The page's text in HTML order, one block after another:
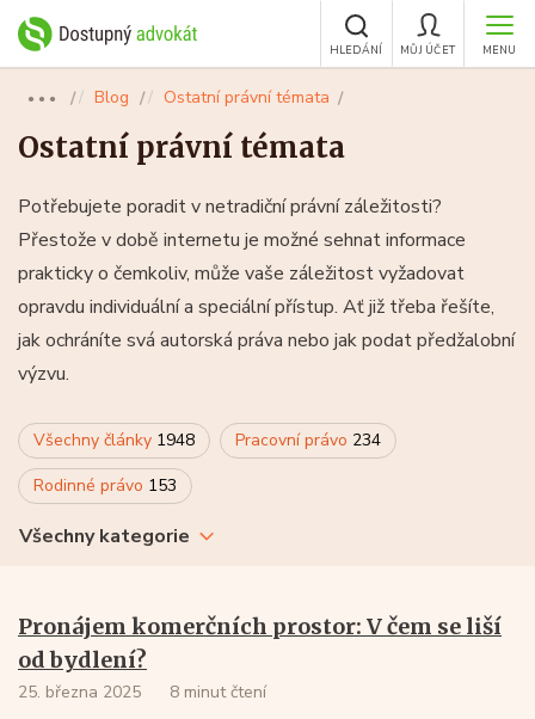
MENU
MŮJ ÚČET
HLEDÁNÍ
●●● Blog Ostatní právní témata
Ostatní právní témata
Potřebujete poradit v netradiční právní záležitosti?
Přestože v době internetu je možné sehnat informace
prakticky o čemkoliv, může vaše záležitost vyžadovat
opravdu individuální a speciální přístup. Ať již třeba řešíte,
jak ochráníte svá autorská práva nebo jak podat předžalobní
výzvu.
Všechny články 1948 Pracovní právo 234
Rodinné právo 153
Všechny kategorie
Pronájem komerčních prostor: V čem se liší
od bydlení?
25. března 2025 8 minut čtení